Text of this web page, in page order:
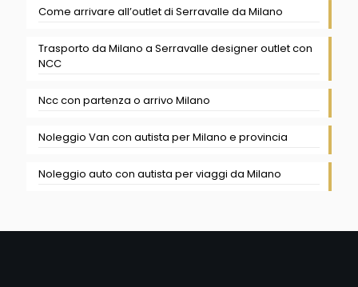
Come arrivare all’outlet di Serravalle da Milano
Trasporto da Milano a Serravalle designer outlet con
NCC
Ncc con partenza o arrivo Milano
Noleggio Van con autista per Milano e provincia
Noleggio auto con autista per viaggi da Milano